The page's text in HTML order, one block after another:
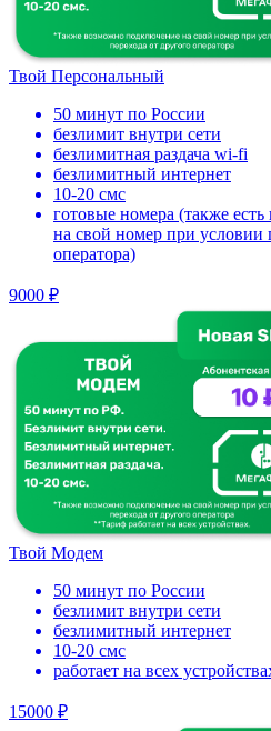
Твой Персональный
50 минут по России
безлимит внутри сети
безлимитная раздача wi-fi
безлимитный интернет
10-20 смс
готовые номера (также
на свой номер при условии
оператора)
9000 ₽
Твой Модем
50 минут по России
безлимит внутри сети
безлимитный интернет
10-20 смс
работает на всех
15000 ₽